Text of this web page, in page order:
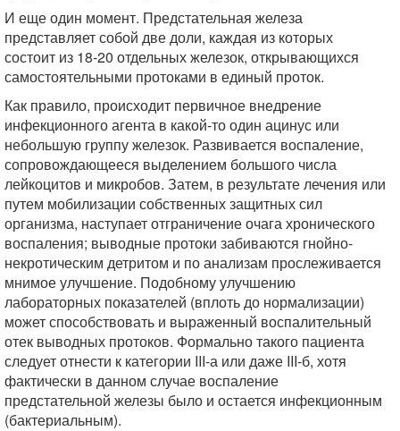
И еще один момент. Предстательная железа
представляет собой две доли, каждая из которых
состоит из 18-20 отдельных железок, открывающихся
самостоятельными протоками в единый проток.
Как правило, происходит первичное внедрение
инфекционного агента в какой-то один ацинус или
небольшую группу железок. Развивается воспаление,
сопровождающееся выделением большого числа
лейкоцитов и микробов. Затем, в результате лечения или
путем мобилизации собственных защитных сил
организма, наступает отграничение очага хронического
воспаления; выводные протоки забиваются гнойно-
некротическим детритом и по анализам прослеживается
мнимое улучшение. Подобному улучшению
лабораторных показателей (вплоть до нормализации)
может способствовать и выраженный воспалительный
отек выводных протоков. Формально такого пациента
следует отнести к категории III-а или даже III-б, хотя
фактически в данном случае воспаление
предстательной железы было и остается инфекционным
(бактериальным).